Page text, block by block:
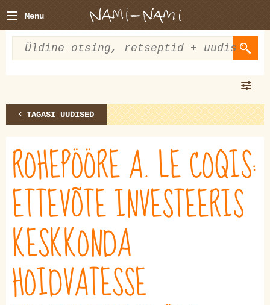
Menu
TAGASI UUDISED
ROHEPÖÖRE A. LE COQIS:
ETTEVÕTE INVESTEERIS
KESKKONDA
HOIDVATESSE